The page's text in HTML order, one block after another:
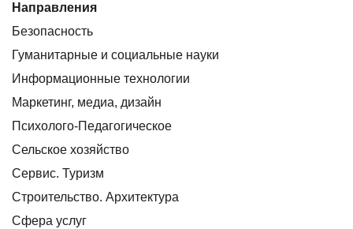
Направления
Безопасность
Гуманитарные и социальные науки
Информационные технологии
Маркетинг, медиа, дизайн
Психолого-Педагогическое
Сельское хозяйство
Сервис. Туризм
Строительство. Архитектура
Сфера услуг